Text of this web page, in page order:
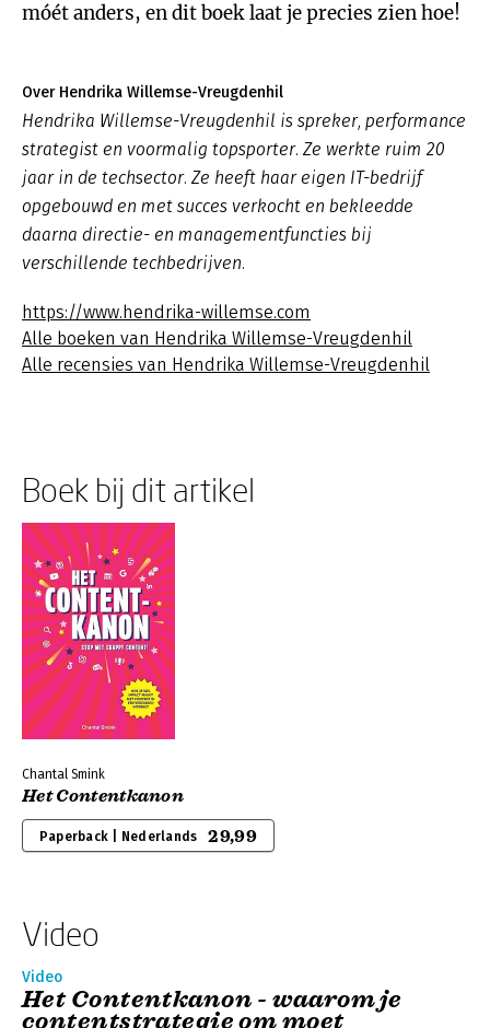
móét anders, en dit boek laat je precies zien hoe!
Over Hendrika Willemse-Vreugdenhil
Hendrika Willemse-Vreugdenhil is spreker, performance
strategist en voormalig topsporter. Ze werkte ruim 20
jaar in de techsector. Ze heeft haar eigen IT-bedrijf
opgebouwd en met succes verkocht en bekleedde
daarna directie- en managementfuncties bij
verschillende techbedrijven.
https://www.hendrika-willemse.com
Alle boeken van Hendrika Willemse-Vreugdenhil
Alle recensies van Hendrika Willemse-Vreugdenhil
Boek bij dit artikel
Chantal Smink
Het Contentkanon
Paperback | Nederlands 29,99
Video
Video
Het Contentkanon - waarom je
contentstrategie om moet